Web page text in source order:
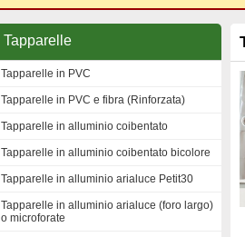
Tapparelle
Tapparelle in PVC
Tapparelle in PVC e fibra (Rinforzata)
Tapparelle in alluminio coibentato
Tapparelle in alluminio coibentato bicolore
Tapparelle in alluminio arialuce Petit30
Tapparelle in alluminio arialuce (foro largo)
o microforate